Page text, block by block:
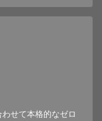
せて本格的なゼロ